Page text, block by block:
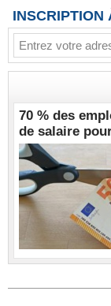
INSCRIPTION
70 % des
de salaire